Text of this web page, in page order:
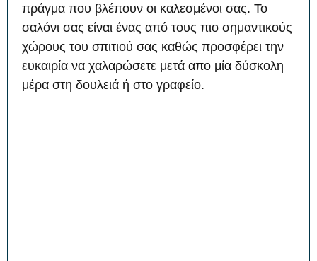
πράγμα που βλέπουν οι καλεσμένοι σας. Το
σαλόνι σας είναι ένας από τους πιο σημαντικούς
χώρους του σπιτιού σας καθώς προσφέρει την
ευκαιρία να χαλαρώσετε μετά απο μία δύσκολη
μέρα στη δουλειά ή στο γραφείο.